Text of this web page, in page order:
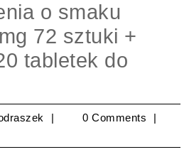
o smaku
72 sztuki +
tabletek do
modraszek
0 Comments